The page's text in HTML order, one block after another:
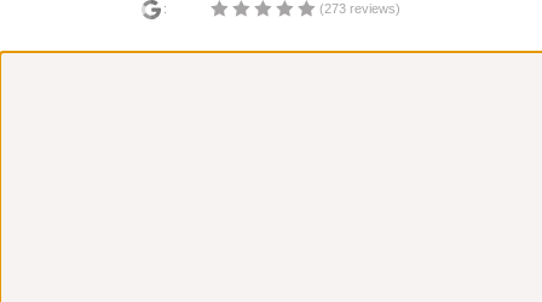
: (273 reviews)